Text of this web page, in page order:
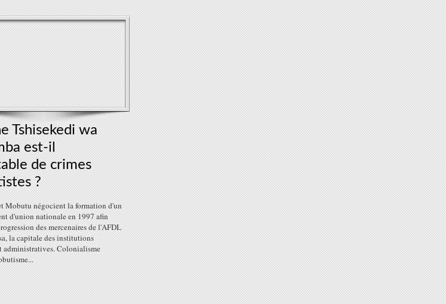
Tshisekedi wa
est-il
de crimes
?
Mobutu négocient la formation d'un
d'union nationale en 1997 afin
des mercenaires de l'AFDL
la capitale des institutions
administratives. Colonialisme